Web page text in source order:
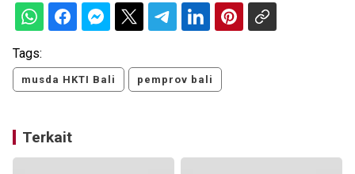
Tags:
musda HKTI Bali pemprov bali
Terkait